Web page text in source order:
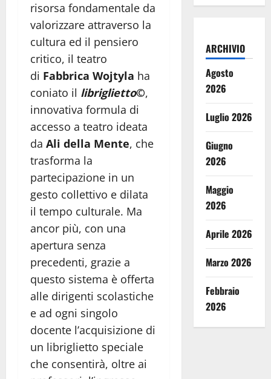
risorsa fondamentale da
valorizzare attraverso la
cultura ed il pensiero
critico, il teatro
di Fabbrica Wojtyla ha
coniato il libriglietto©,
innovativa formula di
accesso a teatro ideata
da Ali della Mente, che
trasforma la
partecipazione in un
gesto collettivo e dilata
il tempo culturale. Ma
ancor più, con una
apertura senza
precedenti, grazie a
questo sistema è offerta
alle dirigenti scolastiche
e ad ogni singolo
docente l’acquisizione di
un libriglietto speciale
che consentirà, oltre ai
ARCHIVIO
Agosto
2026
Luglio 2026
Giugno
2026
Maggio
2026
Aprile 2026
Marzo 2026
Febbraio
2026